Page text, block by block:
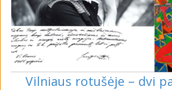
Vilniaus rotušėje – dvi